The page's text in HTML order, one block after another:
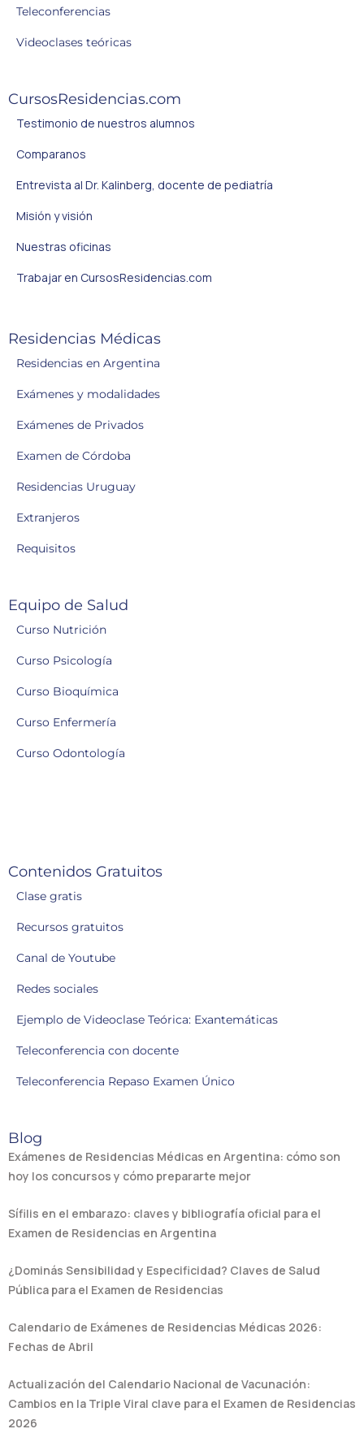
Teleconferencias
Videoclases teóricas
CursosResidencias.com
Testimonio de nuestros alumnos
Comparanos
Entrevista al Dr. Kalinberg, docente de pediatría
Misión y visión
Nuestras oficinas
Trabajar en CursosResidencias.com
Residencias Médicas
Residencias en Argentina
Exámenes y modalidades
Exámenes de Privados
Examen de Córdoba
Residencias Uruguay
Extranjeros
Requisitos
Equipo de Salud
Curso Nutrición
Curso Psicología
Curso Bioquímica
Curso Enfermería
Curso Odontología
Contenidos Gratuitos
Clase gratis
Recursos gratuitos
Canal de Youtube
Redes sociales
Ejemplo de Videoclase Teórica: Exantemáticas
Teleconferencia con docente
Teleconferencia Repaso Examen Único
Blog
Exámenes de Residencias Médicas en Argentina: cómo son
hoy los concursos y cómo prepararte mejor
Sífilis en el embarazo: claves y bibliografía oficial para el
Examen de Residencias en Argentina
¿Dominás Sensibilidad y Especificidad? Claves de Salud
Pública para el Examen de Residencias
Calendario de Exámenes de Residencias Médicas 2026:
Fechas de Abril
Actualización del Calendario Nacional de Vacunación:
Cambios en la Triple Viral clave para el Examen de Residencias
2026